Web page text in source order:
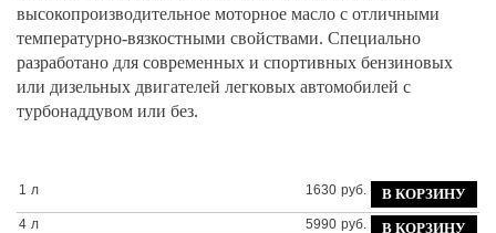
высокопроизводительное моторное масло с отличными
температурно-вязкостными свойствами. Специально
разработано для современных и спортивных бензиновых
или дизельных двигателей легковых автомобилей с
турбонаддувом или без.
1 л 1630 руб.
4 л 5990 руб.